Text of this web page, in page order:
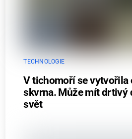
TECHNOLOGIE
V tichomoří se vytvořila
skvrna. Může mít drtivý
svět